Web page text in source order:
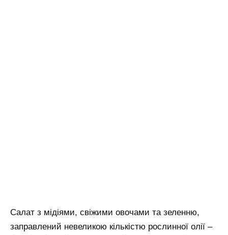
Салат з мідіями, свіжими овочами та зеленню,
заправлений невеликою кількістю рослинної олії –